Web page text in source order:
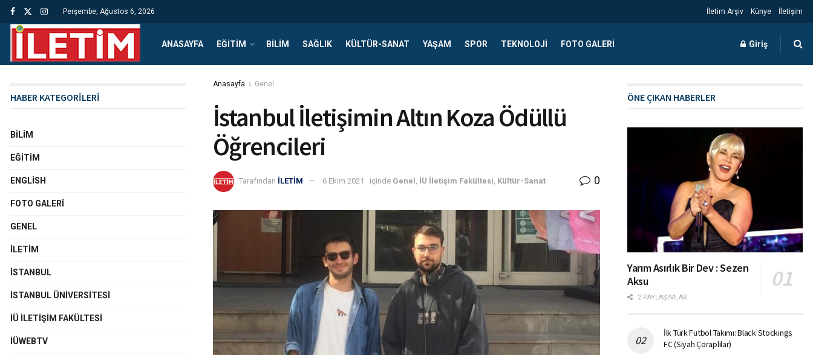
Perşembe, Ağustos 6, 2026 İletim Arşiv Künye İletişim
ANASAYFA EĞITIM BILIM SAĞLIK KÜLTÜR-SANAT YAŞAM SPOR TEKNOLOJI FOTO GALERI Giriş
Anasayfa Genel
İstanbul İletişimin Altın Koza Ödüllü
Öğrencileri
Tarafından İLETİM 6 Ekim 2021 içinde Genel İÜ İletişim Fakültesi Kültür-Sanat 0
HABER KATEGORİLERİ
BILIM
EĞITIM
ENGLISH
FOTO GALERI
GENEL
İLETIM
İSTANBUL
İSTANBUL ÜNIVERSITESI
İÜ İLETIŞIM FAKÜLTESI
İÜWEBTV
ÖNE ÇIKAN HABERLER
Yarım Asırlık Bir Dev : Sezen
Aksu
2 PAYLAŞIMLAR
İlk Türk Futbol Takımı: Black Stockings
FC (Siyah Çoraplılar)